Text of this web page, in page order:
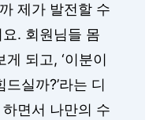
제가 발전할 수
. 회원님들 몸
되고, ‘이분이
실까?’라는 디
면서 나만의 수